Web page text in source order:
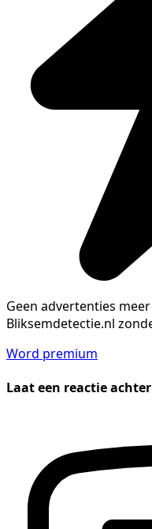
Geen advertenties meer
Bliksemdetectie.nl
Word premium
Laat een reactie achter